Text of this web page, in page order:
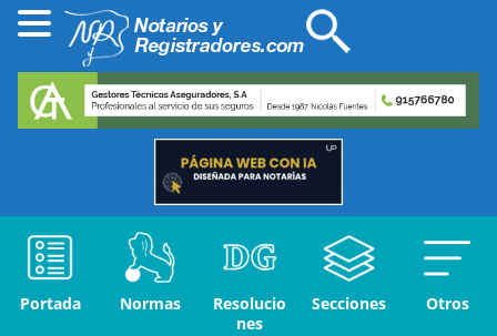
Portada Normas
Resolucio
nes
Secciones Otros